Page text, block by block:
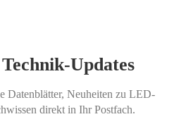
Updates
Datenblätter, Neuheiten zu LED-
direkt in Ihr Postfach.